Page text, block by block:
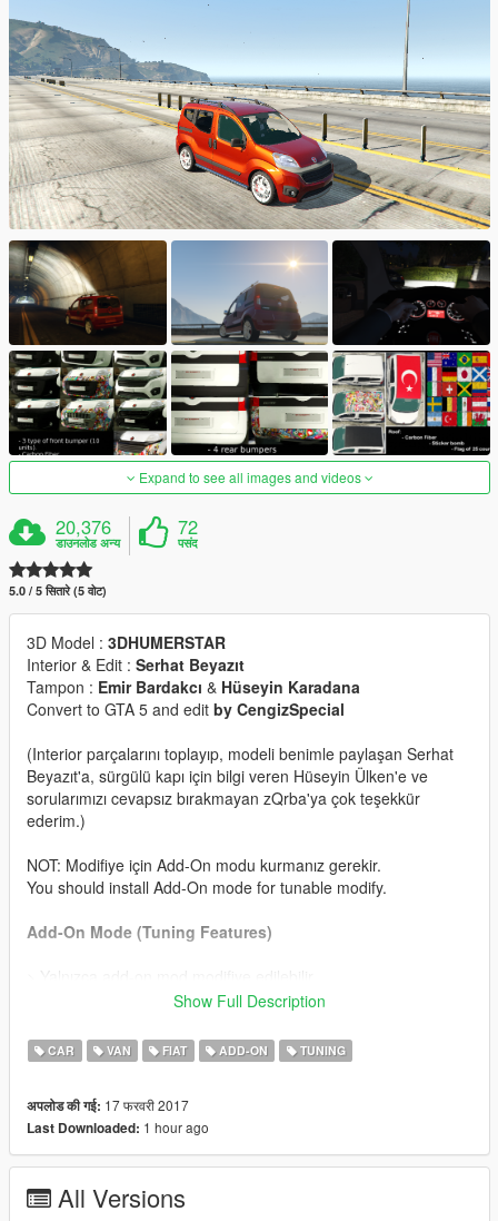
Expand to see all images and videos
20,376
डाउनलोड अन्य
72
पसंद
5.0 / 5 सितारे (5 वोट)
3D Model : 3DHUMERSTAR
Interior & Edit : Serhat Beyazıt
Tampon : Emir Bardakcı & Hüseyin Karadana
Convert to GTA 5 and edit by CengizSpecial
(Interior parçalarını toplayıp, modeli benimle paylaşan Serhat
Beyazıt'a, sürgülü kapı için bilgi veren Hüseyin Ülken'e ve
sorularımızı cevapsız bırakmayan zQrba'ya çok teşekkür
ederim.)
NOT: Modifiye için Add-On modu kurmanız gerekir.
You should install Add-On mode for tunable modify.
Add-On Mode (Tuning Features)
Only the Add-On mode can be modified.
> Ön Tampon: Üç tip ön tampon bulunmaktadır (2007-2016
tamponları). Karbon fiber ve karışık etiket kaplama
Front Bumper: There are three types of front (2007-2016
bumpers). It is a total of ten parts with other combination;
carbon fiber and sticker bomb textures.
> Arka Tampon: Dört çeşit arka tampon vardır. (orijinal plastik,
Show Full Description
CAR VAN FIAT ADD-ON TUNING
अपलोड की गई: 17 फरवरी 2017
Last Downloaded: 1 hour ago
All Versions